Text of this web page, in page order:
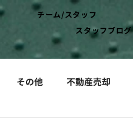
チーム/スタッフ
スタッフブログ
その他 不動産売却